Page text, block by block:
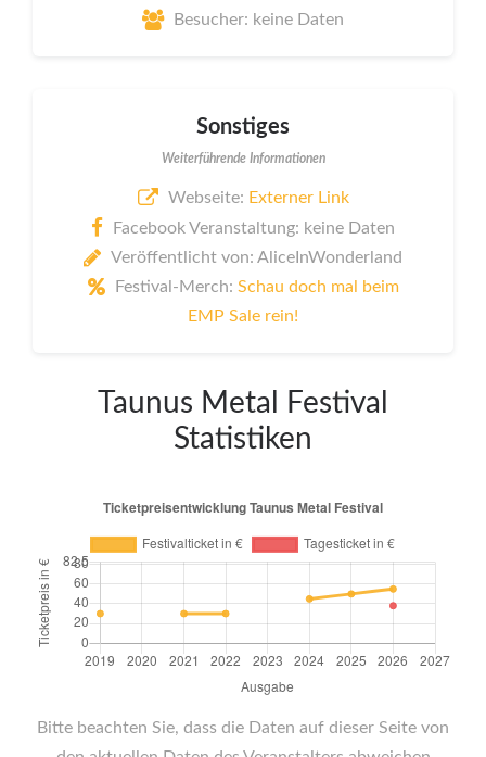
Besucher: keine Daten
Sonstiges
Weiterführende Informationen
Webseite: Externer Link
Facebook Veranstaltung: keine Daten
Veröffentlicht von: AliceInWonderland
Festival-Merch: Schau doch mal beim
EMP Sale rein!
Taunus Metal Festival
Statistiken
Bitte beachten Sie, dass die Daten auf dieser Seite von